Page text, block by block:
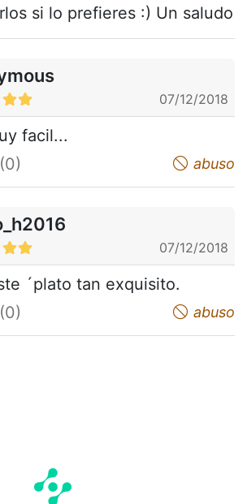
si lo prefieres :) Un saludo
07/12/2018
facil...
I do not appreciate abuso
07/12/2018
´plato tan exquisito.
I do not appreciate abuso